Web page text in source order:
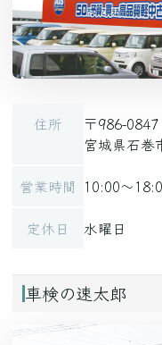
住所
〒986-0847
宮城県石巻
営業時間 10:00～
定休日 水曜日
車検の速太郎